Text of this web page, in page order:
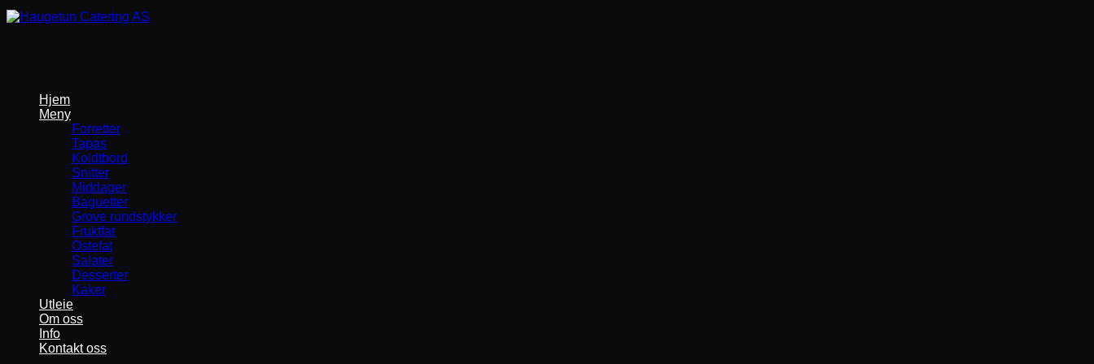
Skip
to
Hjem
Meny
Forretter
Tapas
Koldtbord
Snitter
Middager
Baguetter
Grove rundstykker
Fruktfat
Ostefat
Salater
Desserter
Kaker
Utleie
Om oss
Info
Kontakt oss